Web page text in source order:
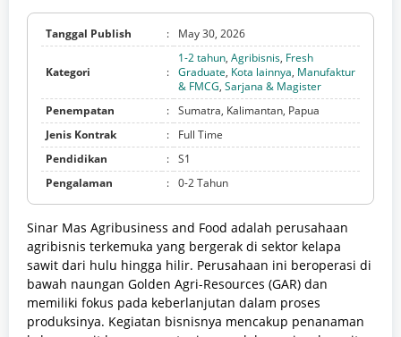
Tanggal Publish : May 30, 2026
Kategori :
1-2 tahun, Agribisnis, Fresh
Graduate, Kota lainnya, Manufaktur
& FMCG, Sarjana & Magister
Penempatan
: Sumatra, Kalimantan, Papua
Jenis Kontrak
:
Full Time
Pendidikan
: S1
Pengalaman
: 0-2 Tahun
Sinar Mas Agribusiness and Food adalah perusahaan
agribisnis terkemuka yang bergerak di sektor kelapa
sawit dari hulu hingga hilir. Perusahaan ini beroperasi di
bawah naungan Golden Agri-Resources (GAR) dan
memiliki fokus pada keberlanjutan dalam proses
produksinya. Kegiatan bisnisnya mencakup penanaman